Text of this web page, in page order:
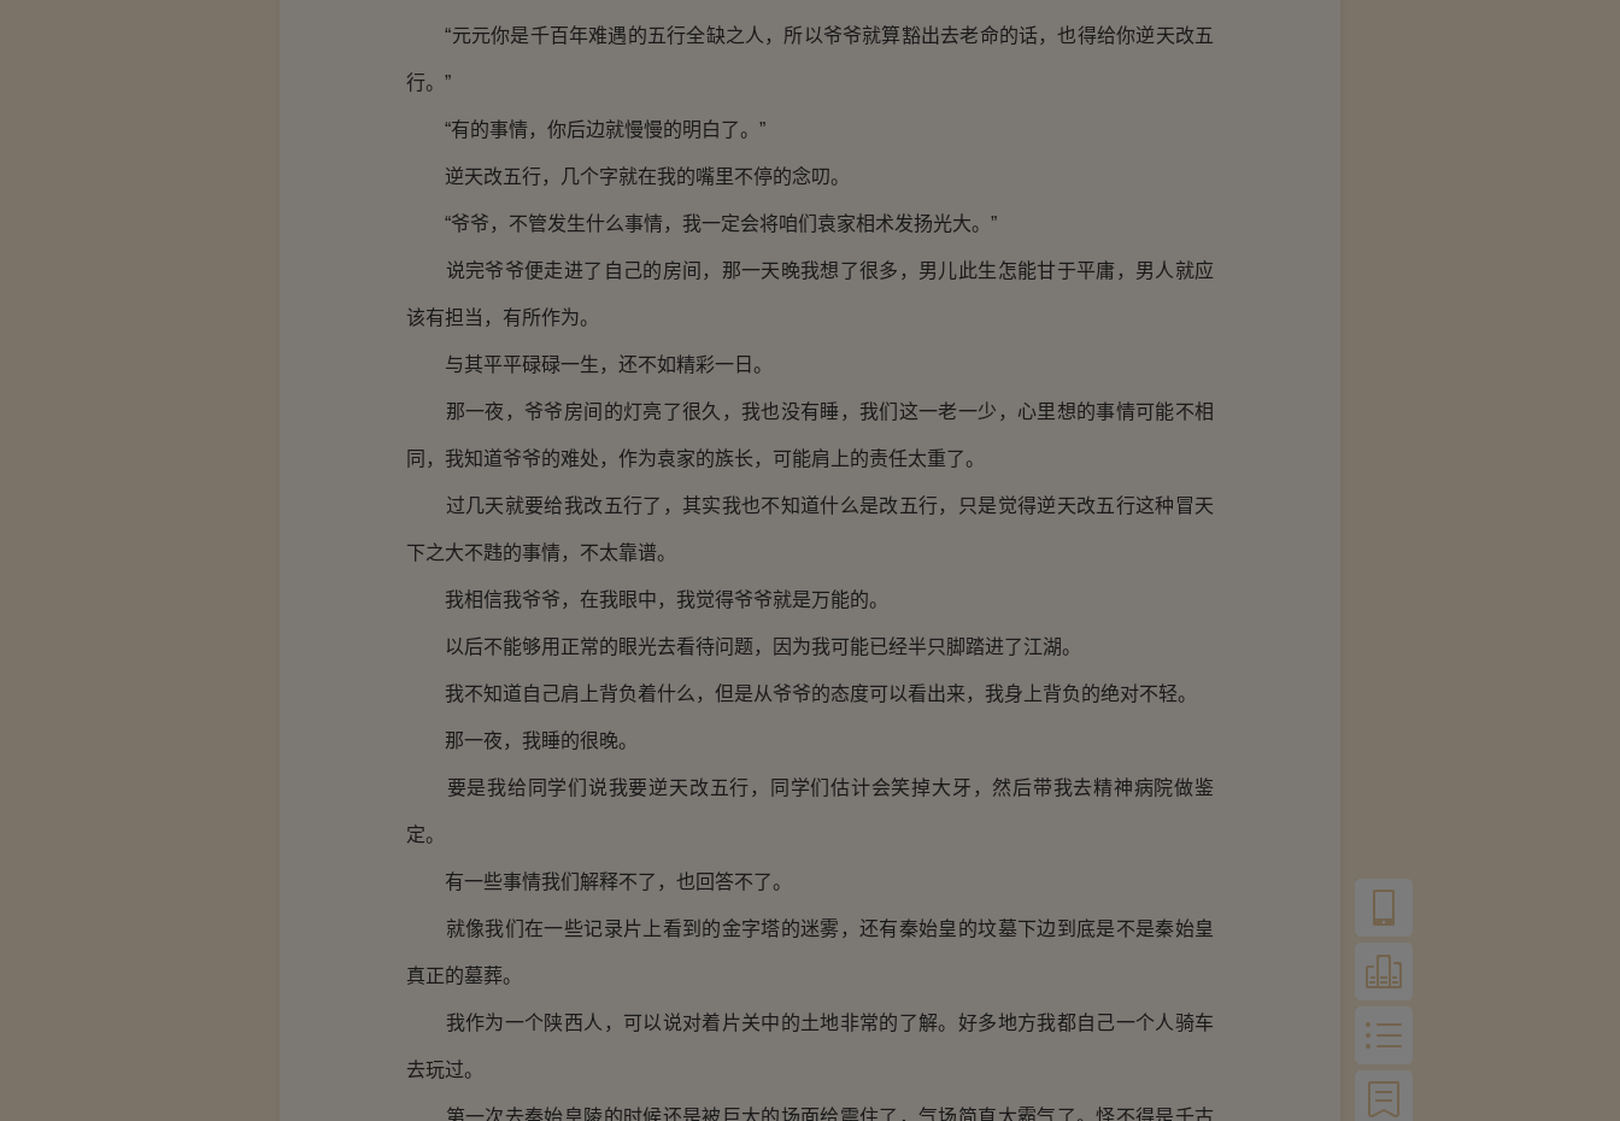
“元元你是千百年难遇的五行全缺之人，所以爷爷就算豁出去老命的话，也得给你逆天改五
行。”
“有的事情，你后边就慢慢的明白了。”
逆天改五行，几个字就在我的嘴里不停的念叨。
“爷爷，不管发生什么事情，我一定会将咱们袁家相术发扬光大。”
说完爷爷便走进了自己的房间，那一天晚我想了很多，男儿此生怎能甘于平庸，男人就应
该有担当，有所作为。
与其平平碌碌一生，还不如精彩一日。
那一夜，爷爷房间的灯亮了很久，我也没有睡，我们这一老一少，心里想的事情可能不相
同，我知道爷爷的难处，作为袁家的族长，可能肩上的责任太重了。
过几天就要给我改五行了，其实我也不知道什么是改五行，只是觉得逆天改五行这种冒天
下之大不韪的事情，不太靠谱。
我相信我爷爷，在我眼中，我觉得爷爷就是万能的。
以后不能够用正常的眼光去看待问题，因为我可能已经半只脚踏进了江湖。
我不知道自己肩上背负着什么，但是从爷爷的态度可以看出来，我身上背负的绝对不轻。
那一夜，我睡的很晚。
要是我给同学们说我要逆天改五行，同学们估计会笑掉大牙，然后带我去精神病院做鉴
定。
有一些事情我们解释不了，也回答不了。
就像我们在一些记录片上看到的金字塔的迷雾，还有秦始皇的坟墓下边到底是不是秦始皇
真正的墓葬。
我作为一个陕西人，可以说对着片关中的土地非常的了解。好多地方我都自己一个人骑车
去玩过。
第一次去秦始皇陵的时候还是被巨大的场面给震住了，气场简直太霸气了。怪不得是千古